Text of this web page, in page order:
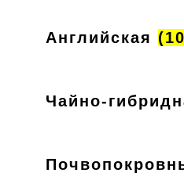
Английская
Чайно-